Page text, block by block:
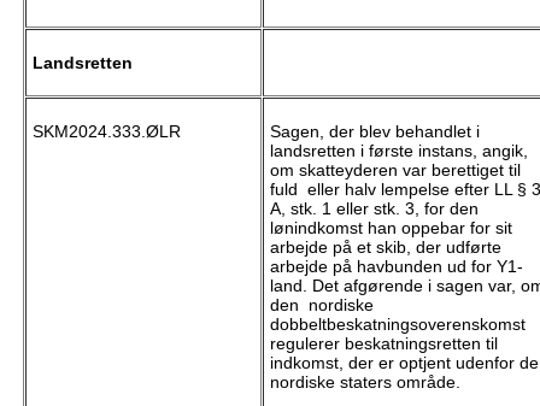
Landsretten
SKM2024.333.ØLR
Sagen, der blev behandlet i
landsretten i første instans, angik,
om skatteyderen var berettiget til
fuld eller halv lempelse efter LL §
A, stk. 1 eller stk. 3, for den
lønindkomst han oppebar for sit
arbejde på et skib, der udførte
arbejde på havbunden ud for Y1-
land. Det afgørende i sagen var,
den nordiske
dobbeltbeskatningsoverenskomst
regulerer beskatningsretten til
indkomst, der er optjent udenfor de
nordiske staters område.